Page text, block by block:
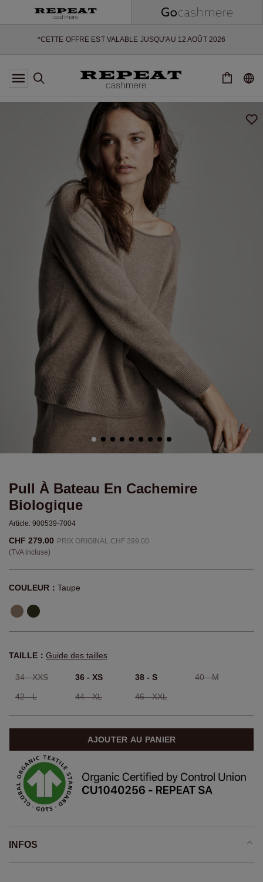
*CETTE OFFRE EST VALABLE JUSQU'AU 12 AOÛT 2026
*NON VALABLE SUR LIMITED EDITION
*EXCEPTIONS PEUVENT S'APPLIQUER
NOUVEAUX STYLES DOUX ET NOUVELLES COULEURS POUR LA
SAISON À VENIR
EXTRA 10% OFF SALE
Pull À Bateau En Cachemire
Biologique
Article: 900539-7004
CHF 279.00 PRIX ORIGINAL CHF 399.00
(TVA incluse)
COULEUR： Taupe
TAILLE： Guide des tailles
34 - XXS 36 - XS 38 - S 40 - M
42 - L 44 - XL 46 - XXL
AJOUTER AU PANIER
INFOS